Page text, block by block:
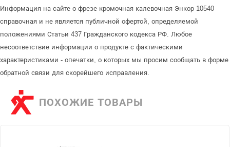
Информация на сайте о фрезе кромочная калевочная Энкор 10540
справочная и не является публичной офертой, определяемой
положениями Статьи 437 Гражданского кодекса РФ. Любое
несоответствие информации о продукте с фактическими
характеристиками - опечатки, о которых мы просим сообщать в форме
обратной связи для скорейшего исправления.
ПОХОЖИЕ ТОВАРЫ